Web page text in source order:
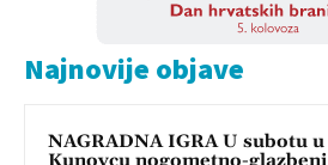
Najnovije objave
NAGRADNA IGRA U subotu u